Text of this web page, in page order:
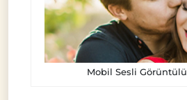
Mobil Sesli